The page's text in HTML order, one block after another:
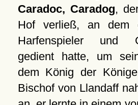
Caradoc, Caradog,
Hof verließ, an dem
Harfenspieler und
gedient hatte, um
dem König der
Bischof von Llandaff